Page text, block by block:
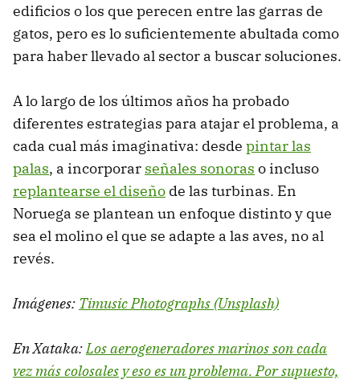
edificios o los que perecen entre las garras de
gatos, pero es lo suficientemente abultada como
para haber llevado al sector a buscar soluciones.
A lo largo de los últimos años ha probado
diferentes estrategias para atajar el problema, a
cada cual más imaginativa: desde pintar las
palas, a incorporar señales sonoras o incluso
replantearse el diseño de las turbinas. En
Noruega se plantean un enfoque distinto y que
sea el molino el que se adapte a las aves, no al
revés.
Imágenes: Timusic Photographs (Unsplash)
En Xataka: Los aerogeneradores marinos son cada
vez más colosales y eso es un problema. Por supuesto,